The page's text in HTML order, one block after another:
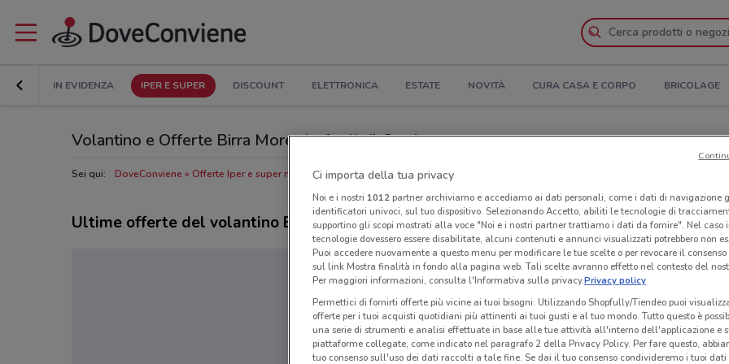
IN EVIDENZA IPER E SUPER DISCOUNT ELETTRONICA ESTATE NOVITÀ CURA CASA E CORPO BRICOLAGE
Volantino e Offerte Birra Moretti: sfoglia il Catalogo
Sei qui: DoveConviene Offerte Iper e super nelle vicinanze Negozi Birra Moretti nelle vicinanze
Ultime offerte del volantino Birra Moretti
Ci importa della tua privacy
Noi e i nostri 1012partner archiviamo e accediamo ai dati personali, come i dati di navigazione
identificatori univoci, sul tuo dispositivo. Selezionando Accetto, abiliti le tecnologie di
supportino gli scopi mostrati alla voce "Noi e i nostri partner trattiamo i dati da fornire". Nel caso
tecnologie dovessero essere disabilitate, alcuni contenuti e annunci visualizzati potrebbero non
Puoi accedere nuovamente a questo menu per modificare le tue scelte o per revocare il
sul link Mostra finalità in fondo alla pagina web. Tali scelte avranno effetto nel contesto del
Per maggiori informazioni, consulta l'Informativa sulla privacy.Privacy policy
Permettici di fornirti offerte più vicine ai tuoi bisogni: Utilizzando Shopfully/Tiendeo puoi
offerte per i tuoi acquisti quotidiani più attinenti ai tuoi gusti e al tuo mondo. Tutto questo è
una serie di strumenti e analisi effettuate in base alle tue attività all'interno dell'applicazione e
piattaforme collegate, come indicato nel paragrafo 2 della Privacy Policy. Per fare questo,
tuo consenso sull'uso dei dati raccolti a tale fine. Se dai il tuo consenso condivideremo i tuoi dati